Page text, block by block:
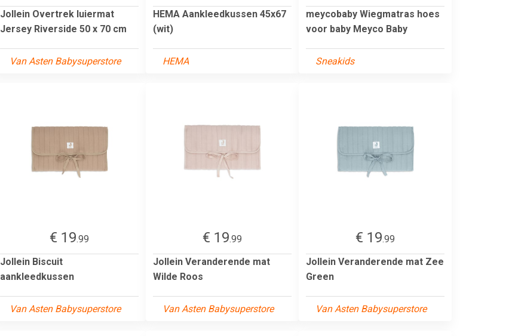
Jollein Overtrek luiermat
Jersey Riverside 50 x 70 cm
Van Asten Babysuperstore
HEMA Aankleedkussen 45x67
(wit)
HEMA
meycobaby Wiegmatras hoes
voor baby Meyco Baby
Sneakids
€ 19.99
Jollein Biscuit
aankleedkussen
Van Asten Babysuperstore
€ 19.99
Jollein Veranderende mat
Wilde Roos
Van Asten Babysuperstore
€ 19.99
Jollein Veranderende mat Zee
Green
Van Asten Babysuperstore